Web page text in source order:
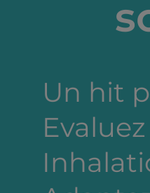
Un hit